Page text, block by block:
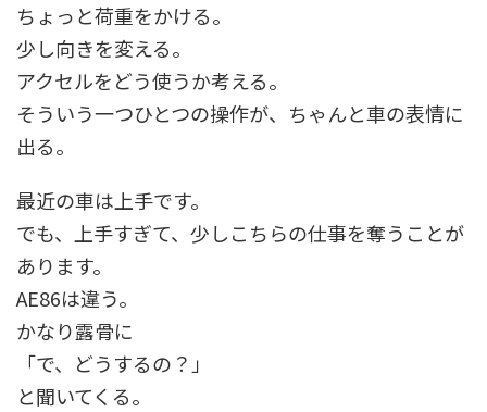
ちょっと荷重をかける。
少し向きを変える。
アクセルをどう使うか考える。
そういう一つひとつの操作が、ちゃんと車の表情に
出る。
最近の車は上手です。
でも、上手すぎて、少しこちらの仕事を奪うことが
あります。
AE86は違う。
かなり露骨に
「で、どうするの？」
と聞いてくる。